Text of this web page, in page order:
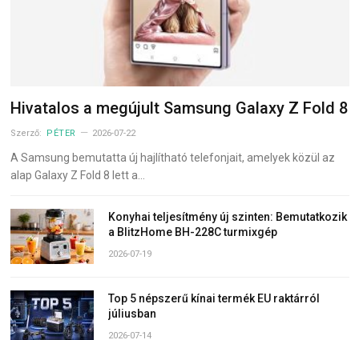
Hivatalos a megújult Samsung Galaxy Z Fold 8
Szerző: PÉTER 2026-07-22
A Samsung bemutatta új hajlítható telefonjait, amelyek közül az
alap Galaxy Z Fold 8 lett a…
Konyhai teljesítmény új szinten: Bemutatkozik
a BlitzHome BH-228C turmixgép
2026-07-19
Top 5 népszerű kínai termék EU raktárról
júliusban
2026-07-14